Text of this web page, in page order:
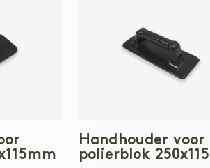
Handhouder voor
polierblok